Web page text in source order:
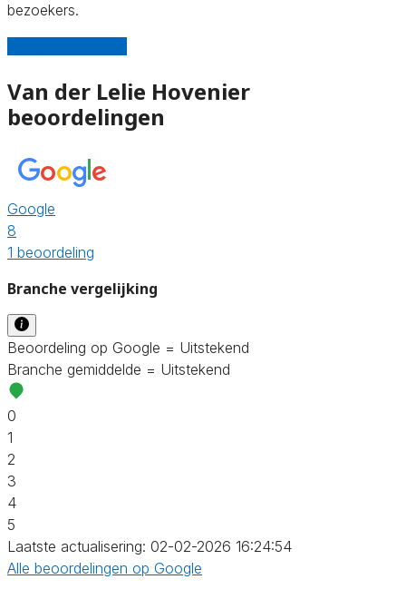
bezoekers.
Van der Lelie Hovenier
beoordelingen
Google
8
1 beoordeling
Branche vergelijking
Beoordeling op Google = Uitstekend
Branche gemiddelde = Uitstekend
0
1
2
3
4
5
Laatste actualisering: 02-02-2026 16:24:54
Alle beoordelingen op Google